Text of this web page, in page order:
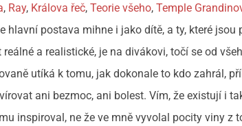
, Ray, Králova řeč,Teorie všeho,Temple
hlavní postava mihne i jako dítě, a ty, které
a realistické, je na divákovi, točí se od
utíká k tomu, jak dokonale to kdo zahrál,
ani bezmoc, ani bolest. Vím, že existují i
inspiroval, ne že ve mně vyvolal pocity viny z